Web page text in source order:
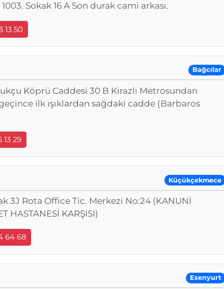
Sokak 16 A Son durak cami arkası.
13 50
Bağcılar
Köprü Caddesi 30 B Kirazlı Metrosundan
ilk ışıklardan sağdaki cadde (Barbaros
13 29
Küçükçekmece
3J Rota Office Tic. Merkezi No:24 (KANUNİ
HASTANESİ KARŞISI)
64 68
Esenyurt